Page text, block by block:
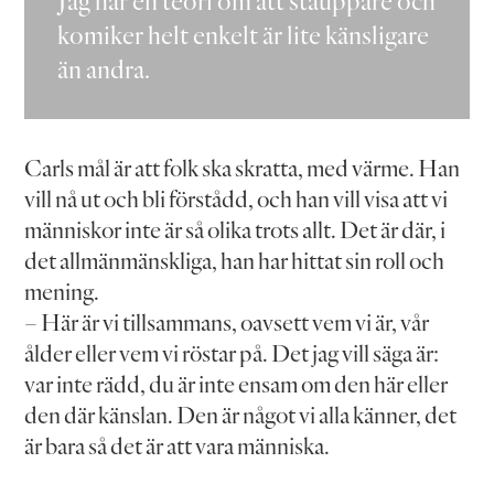
komiker helt enkelt är lite känsligare
än andra.
Carls mål är att folk ska skratta, med värme. Han
vill nå ut och bli förstådd, och han vill visa att vi
människor inte är så olika trots allt. Det är där, i
det allmänmänskliga, han har hittat sin roll och
mening.
– Här är vi tillsammans, oavsett vem vi är, vår
ålder eller vem vi röstar på. Det jag vill säga är:
var inte rädd, du är inte ensam om den här eller
den där känslan. Den är något vi alla känner, det
är bara så det är att vara människa.